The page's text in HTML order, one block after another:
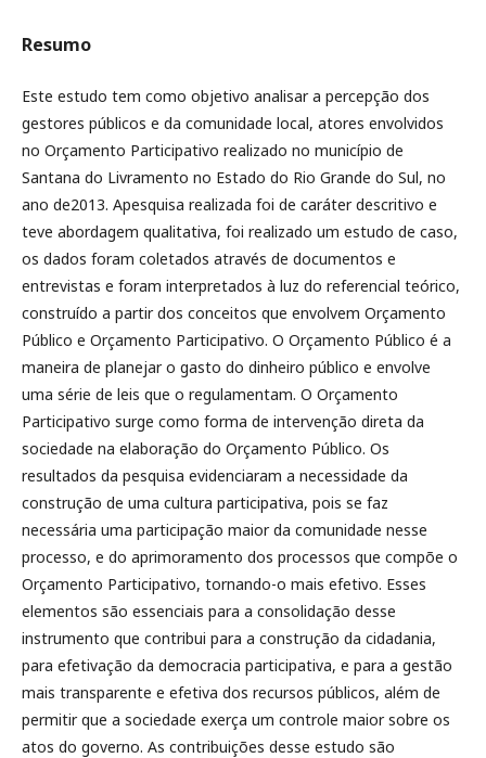
Resumo
Este estudo tem como objetivo analisar a percepção dos
gestores públicos e da comunidade local, atores envolvidos
no Orçamento Participativo realizado no município de
Santana do Livramento no Estado do Rio Grande do Sul, no
ano de2013. Apesquisa realizada foi de caráter descritivo e
teve abordagem qualitativa, foi realizado um estudo de caso,
os dados foram coletados através de documentos e
entrevistas e foram interpretados à luz do referencial teórico,
construído a partir dos conceitos que envolvem Orçamento
Público e Orçamento Participativo. O Orçamento Público é a
maneira de planejar o gasto do dinheiro público e envolve
uma série de leis que o regulamentam. O Orçamento
Participativo surge como forma de intervenção direta da
sociedade na elaboração do Orçamento Público. Os
resultados da pesquisa evidenciaram a necessidade da
construção de uma cultura participativa, pois se faz
necessária uma participação maior da comunidade nesse
processo, e do aprimoramento dos processos que compõe o
Orçamento Participativo, tornando-o mais efetivo. Esses
elementos são essenciais para a consolidação desse
instrumento que contribui para a construção da cidadania,
para efetivação da democracia participativa, e para a gestão
mais transparente e efetiva dos recursos públicos, além de
permitir que a sociedade exerça um controle maior sobre os
atos do governo. As contribuições desse estudo são